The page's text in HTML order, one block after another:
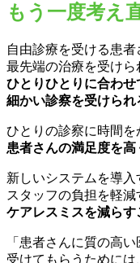
もう一度考え
自由診療を受ける患者
最先端の治療を受けら
ひとりひとりに合わせ
細かい診察を受けられ
ひとりの診察に時間を
患者さんの満足度を高
新しいシステムを導入
スタッフの負担を軽減
ケアレスミスを減らす
「患者さんに質の高
受けてもらうためには